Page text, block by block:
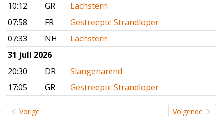
10:12
GR
Lachstern
07:58
FR
Gestreepte Strandloper
07:33
NH
Lachstern
31 juli 2026
20:30
DR
Slangenarend
17:05
GR Gestreepte Strandloper
Vorige Volgende